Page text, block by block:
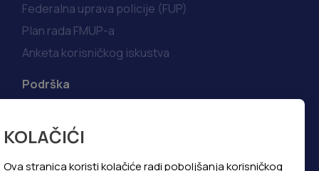
KOLAČIĆI
Ova stranica koristi kolačiće radi poboljšanja korisničkog
Federalna uprava policije (FUP)
Plan rada FMUP-a
Anketa korisničkog iskustva
Podrška
Kako do informacija
Najčešća pitanja i odgovori